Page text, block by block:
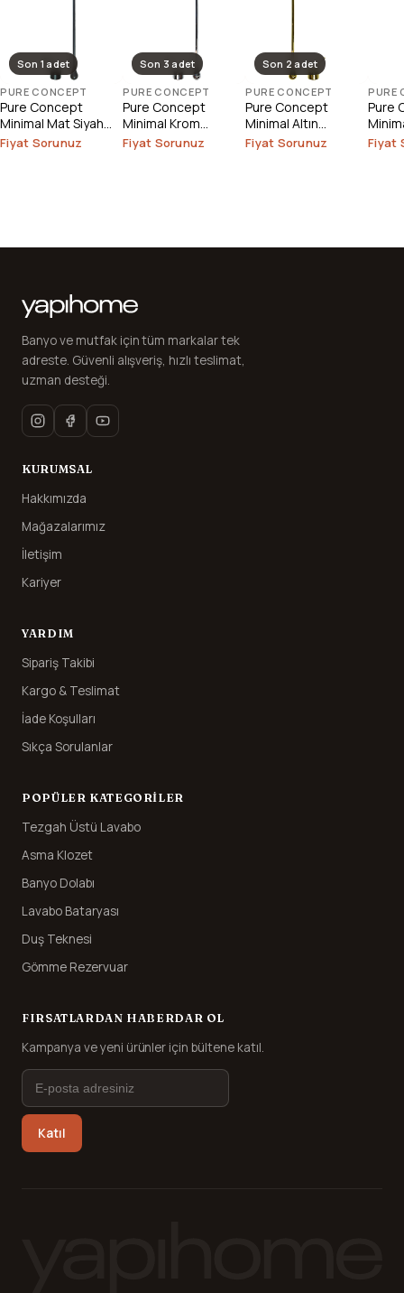
Son 1 adet
PURE CONCEPT
Pure Concept
Minimal Mat Siyah
Tavandan Lavabo
Fiyat Sorunuz
Son 3 adet
PURE CONCEPT
Pure Concept
Minimal Krom
Tavandan Lavabo
Fiyat Sorunuz
Son 2 adet
PURE CONCEPT
Pure Concept
Minimal Altın
Tavandan Lavabo
Fiyat Sorunuz
PURE
Pure
Rose
Fiyat
Banyo ve mutfak için tüm markalar tek
adreste. Güvenli alışveriş, hızlı teslimat,
uzman desteği.
KURUMSAL
Hakkımızda
Mağazalarımız
İletişim
Kariyer
YARDIM
Sipariş Takibi
Kargo & Teslimat
İade Koşulları
Sıkça Sorulanlar
POPÜLER KATEGORILER
Tezgah Üstü Lavabo
Asma Klozet
Banyo Dolabı
Lavabo Bataryası
Duş Teknesi
Gömme Rezervuar
FIRSATLARDAN HABERDAR OL
Kampanya ve yeni ürünler için bültene katıl.
Katıl